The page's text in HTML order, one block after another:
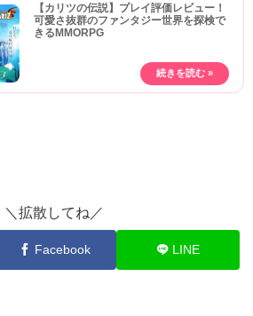
【カリツの伝説】プレイ評価レビュー！
可愛さ抜群のファンタジー世界を探検で
きるMMORPG
＼拡散してね／
Facebook LINE